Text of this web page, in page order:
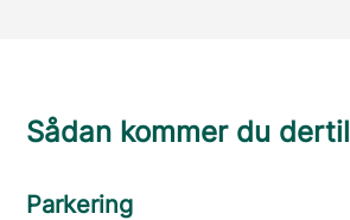
Sådan kommer du dertil
Parkering